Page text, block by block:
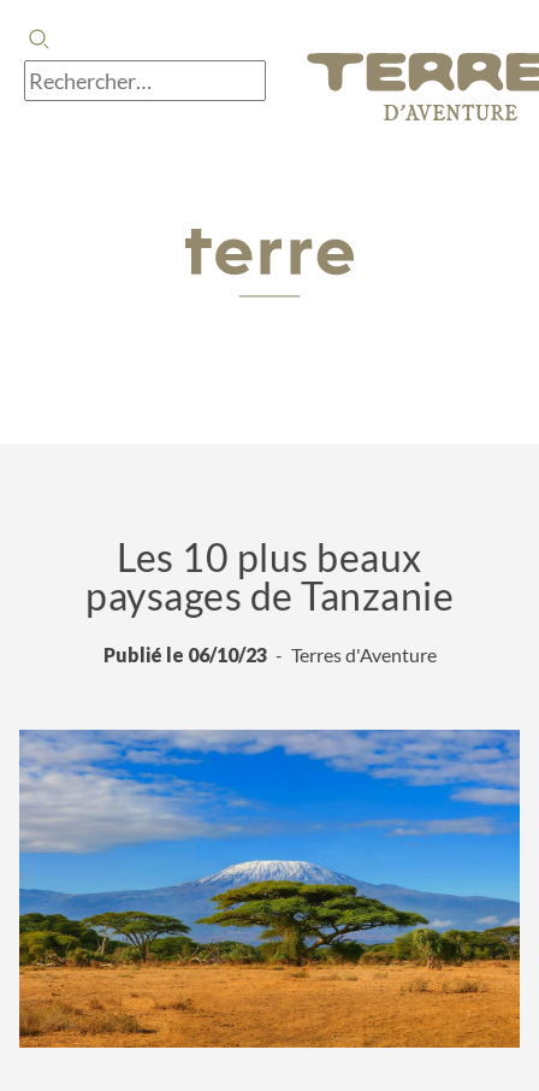
Les 10 plus beaux
paysages de Tanzanie
Publié le 06/10/23 Terres d'Aventure